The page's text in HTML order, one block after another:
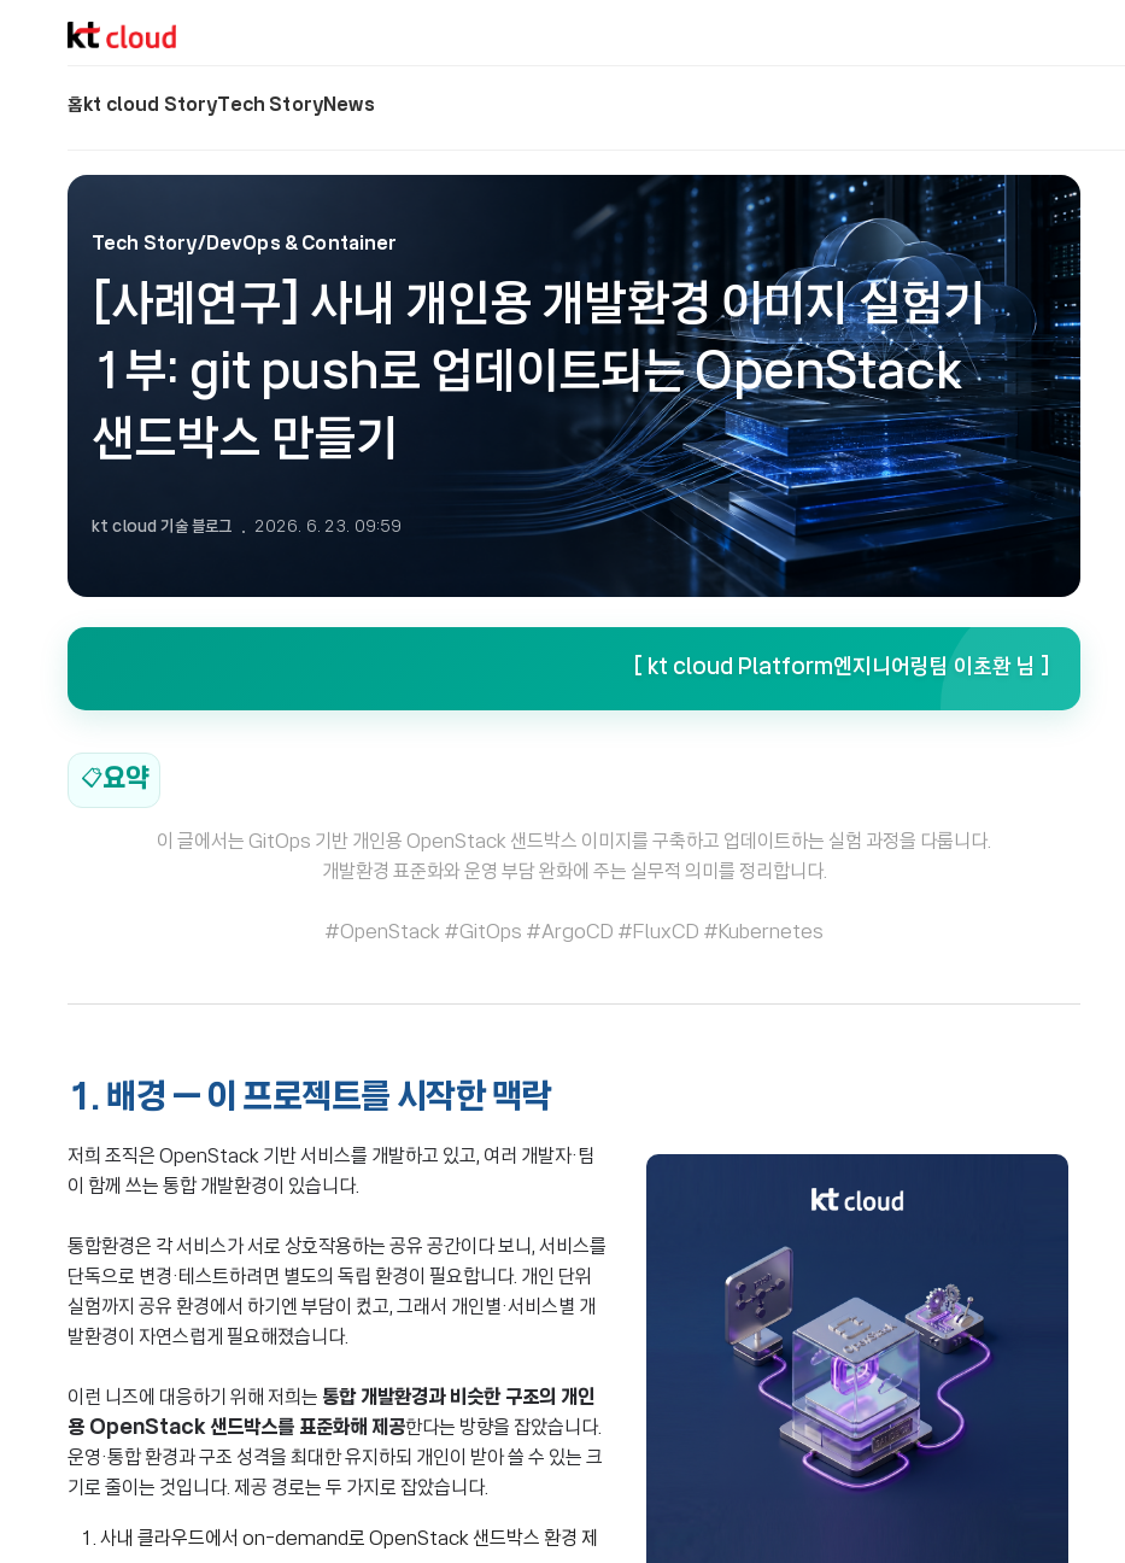
기술 블로그 (Tech) | kt cloud
홈 kt cloud StoryTech StoryNews
Tech Story/DevOps & Container
[사례연구] 사내 개인용 개발환경 이미지 실험기
1부: git push로 업데이트되는 OpenStack
샌드박스 만들기
kt cloud 기술 블로그 2026. 6. 23. 09:59
[ kt cloud Platform엔지니어링팀 이초환 님 ]
📋요약
이 글에서는 GitOps 기반 개인용 OpenStack 샌드박스 이미지를 구축하고 업데이트하는 실험 과정을 다룹니다.
개발환경 표준화와 운영 부담 완화에 주는 실무적 의미를 정리합니다.
#OpenStack #GitOps #ArgoCD #FluxCD #Kubernetes
1. 배경 — 이 프로젝트를 시작한 맥락
저희 조직은 OpenStack 기반 서비스를 개발하고 있고, 여러 개발자·팀
이 함께 쓰는 통합 개발환경이 있습니다.
통합환경은 각 서비스가 서로 상호작용하는 공유 공간이다 보니, 서비스를
단독으로 변경·테스트하려면 별도의 독립 환경이 필요합니다. 개인 단위
실험까지 공유 환경에서 하기엔 부담이 컸고, 그래서 개인별·서비스별 개
발환경이 자연스럽게 필요해졌습니다.
이런 니즈에 대응하기 위해 저희는 통합 개발환경과 비슷한 구조의 개인
용 OpenStack 샌드박스를 표준화해 제공한다는 방향을 잡았습니다.
운영·통합 환경과 구조 성격을 최대한 유지하되 개인이 받아 쓸 수 있는 크
기로 줄이는 것입니다. 제공 경로는 두 가지로 잡았습니다.
사내 클라우드에서 on-demand로 OpenStack 샌드박스 환경 제